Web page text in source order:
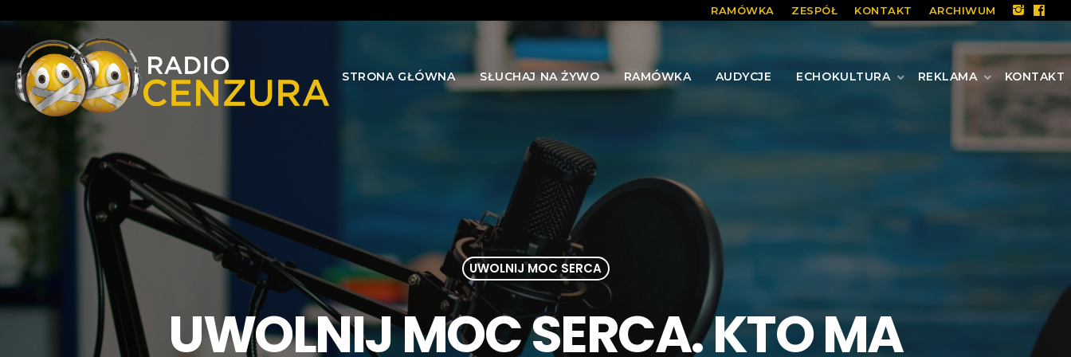
RAMÓWKA ZESPÓŁ KONTAKT ARCHIWUM
STRONA GŁÓWNA SŁUCHAJ NA ŻYWO RAMÓWKA AUDYCJE ECHOKULTURA REKLAMA KONTAKT
UWOLNIJ MOC SERCA
UWOLNIJ MOC SERCA. KTO MA